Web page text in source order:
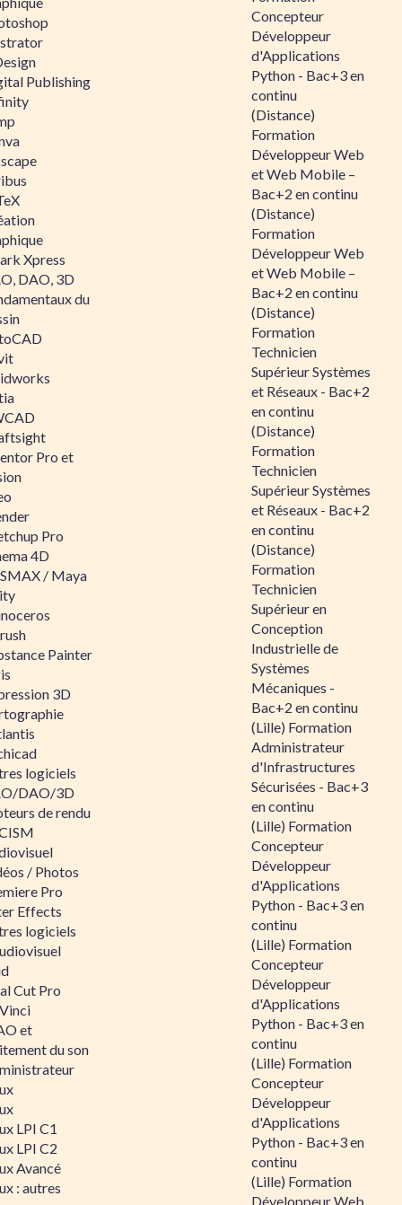
Publishing
Xpress
DAO, 3D
du
Pro et
Pro
4D
/ Maya
Painter
3D
logiciels
DAO/3D
de rendu
/ Photos
Pro
Effects
logiciels
Cut Pro
et
du son
LPI C1
LPI C2
Avancé
: autres
Concepteur
Développeur
d'Applications
Python - Bac+3 en
continu
(Distance)
Formation
Développeur Web
et Web Mobile –
Bac+2 en continu
(Distance)
Formation
Développeur Web
et Web Mobile –
Bac+2 en continu
(Distance)
Formation
Technicien
Supérieur Systèmes
et Réseaux - Bac+2
en continu
(Distance)
Formation
Technicien
Supérieur Systèmes
et Réseaux - Bac+2
en continu
(Distance)
Formation
Technicien
Supérieur en
Conception
Industrielle de
Systèmes
Mécaniques -
Bac+2 en continu
(Lille) Formation
Administrateur
d'Infrastructures
Sécurisées - Bac+3
en continu
(Lille) Formation
Concepteur
Développeur
d'Applications
Python - Bac+3 en
continu
(Lille) Formation
Concepteur
Développeur
d'Applications
Python - Bac+3 en
continu
(Lille) Formation
Concepteur
Développeur
d'Applications
Python - Bac+3 en
continu
(Lille) Formation
Développeur Web